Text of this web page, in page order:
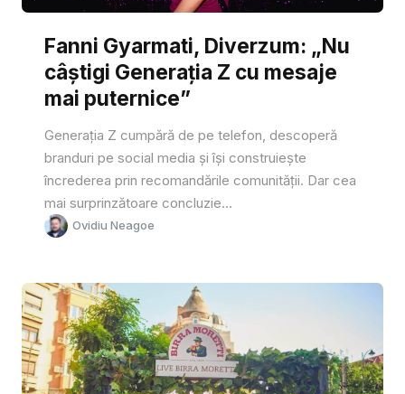
Fanni Gyarmati, Diverzum: „Nu
câștigi Generația Z cu mesaje
mai puternice”
Generația Z cumpără de pe telefon, descoperă
branduri pe social media și își construiește
încrederea prin recomandările comunității. Dar cea
mai surprinzătoare concluzie...
Ovidiu Neagoe